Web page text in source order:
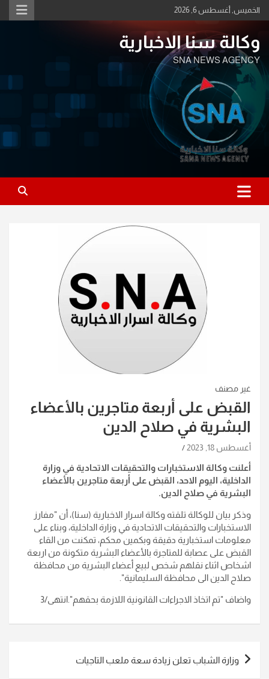
Skip
to
الخميس, أغسطس 6, 2026
وكالة سنا الاخبارية
SNA NEWS AGENCY
غير مصنف
القبض على أربعة متاجرين بالأعضاء
البشرية في صلاح الدين
أغسطس 18, 2023
أعلنت وكالة الاستخبارات والتحقيقات الاتحادية في وزارة
الداخلية، اليوم الاحد، القبض على أربعة متاجرين بالأعضاء
البشرية في صلاح الدين.
وذكر بيان للوكالة تلقته وكالة اسرار الاخبارية (سنا)، أن "مفارز
الاستخبارات والتحقيقات الاتحادية في وزارة الداخلية، وبناء على
معلومات استخبارية دقيقة وبكمين محكم، تمكنت من القاء
القبض على عصابة للمتاجرة بالأعضاء البشرية متكونة من اربعة
اشخاص اثناء نقلهم شخص لبيع أعضاء البشرية من محافظة
صلاح الدين الى محافظة السليمانية".
واضاف "تم اتخاذ الاجراءات القانونية اللازمة بحقهم".انتهى/3
تصفّح
المقالات
وزارة الشباب تعلن زيادة سعة ملعب التاجيات